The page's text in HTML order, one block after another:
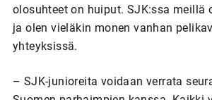
olosuhteet on huiput. SJK:ssa meillä
ja olen vieläkin monen vanhan
yhteyksissä.
– SJK-junioreita voidaan verrata